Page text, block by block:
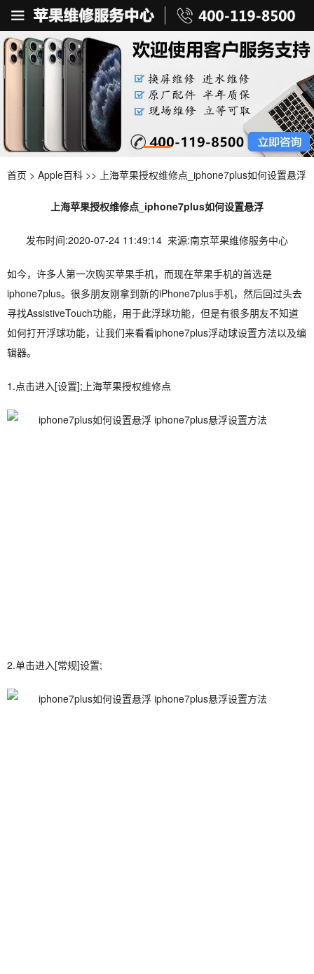
首页 > Apple百科 >> 上海苹果授权维修点_iphone7plus如何设置悬浮
上海苹果授权维修点_iphone7plus如何设置悬浮
发布时间:2020-07-24 11:49:14 来源:南京苹果维修服务中心
如今，许多人第一次购买苹果手机，而现在苹果手机的首选是
iphone7plus。很多朋友刚拿到新的iPhone7plus手机，然后回过头去
寻找AssistiveTouch功能，用于此浮球功能，但是有很多朋友不知道
如何打开浮球功能，让我们来看看iphone7plus浮动球设置方法以及编
辑器。
1.点击进入[设置];上海苹果授权维修点
2.单击进入[常规]设置;